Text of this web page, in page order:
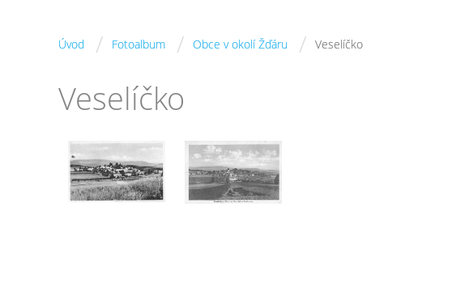
Úvod / Fotoalbum / Obce v okolí Žďáru / Veselíčko
Veselíčko